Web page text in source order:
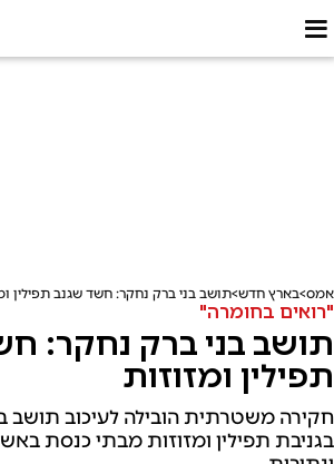
אמס בארץ חדש תושב בני ברק נחקר: חשד שגנב תפילין
"רואים בחומרה"
תושב בני ברק נחקר:
תפילין ומזוזות
חקירה משטרתית הובילה לעיכוב תושב
בגניבת תפילין ומזוזות מבתי כנסת